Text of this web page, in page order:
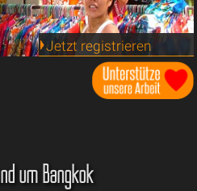
Jetzt registrieren
um Bangkok